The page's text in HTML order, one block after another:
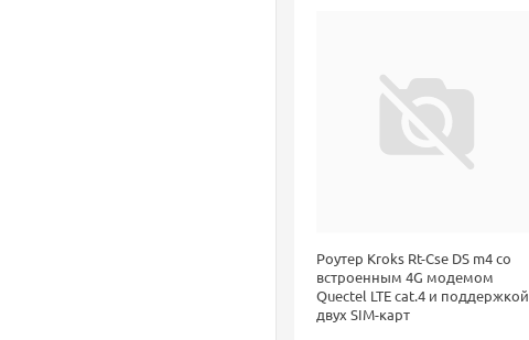
Роутер Kroks Rt-Cse DS m4 со
встроенным 4G модемом
Quectel LTE cat.4 и поддержкой
двух SIM-карт